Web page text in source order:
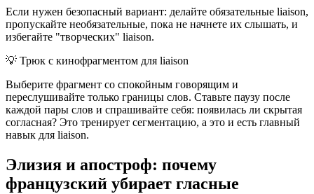
Если нужен безопасный вариант: делайте обязательные liaison,
пропускайте необязательные, пока не начнете их слышать, и
избегайте "творческих" liaison.
💡 Трюк с кинофрагментом для liaison
Выберите фрагмент со спокойным говорящим и
переслушивайте только границы слов. Ставьте паузу после
каждой пары слов и спрашивайте себя: появилась ли скрытая
согласная? Это тренирует сегментацию, а это и есть главный
навык для liaison.
Элизия и апостроф: почему
французский убирает гласные